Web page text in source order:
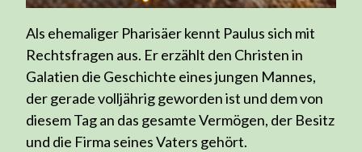
Als ehemaliger Pharisäer kennt Paulus sich mit
Rechtsfragen aus. Er erzählt den Christen in
Galatien die Geschichte eines jungen Mannes,
der gerade volljährig geworden ist und dem von
diesem Tag an das gesamte Vermögen, der Besitz
und die Firma seines Vaters gehört.